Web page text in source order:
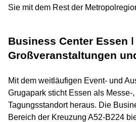
Sie mit dem Rest der
Business Center Essen
Großveranstaltungen
Mit dem weitläufigen Event- und
Grugapark sticht Essen als Messe-
Tagungsstandort heraus. Die
Bereich der Kreuzung A52-B224